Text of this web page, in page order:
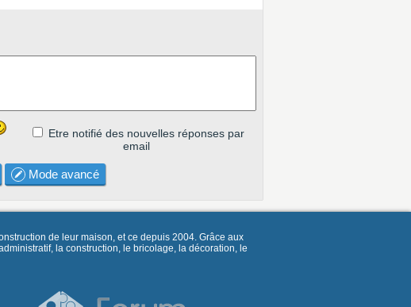
Etre notifié des nouvelles réponses par
email
Mode avancé
de leur maison, et ce depuis 2004. Grâce aux
la construction, le bricolage, la décoration, le